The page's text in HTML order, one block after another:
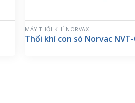
MÁY THỔI KHÍ NORVAX
Thổi khí con sò Norvac